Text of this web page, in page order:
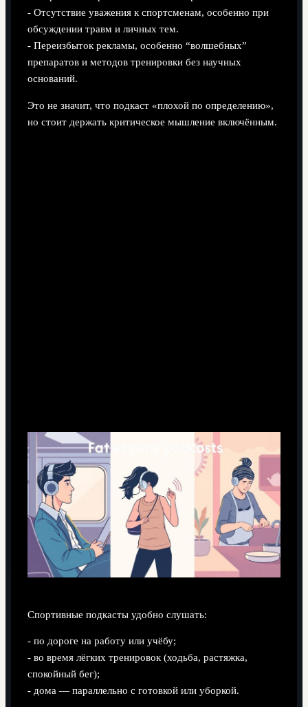
- Отсутствие уважения к спортсменам, особенно при
обсуждении травм и личных тем.
- Переизбыток рекламы, особенно “волшебных”
препаратов и методов тренировки без научных
оснований.
Это не значит, что подкаст «плохой по определению»,
но стоит держать критическое мышление включённым.
Спортивные подкасты удобно слушать:
- по дороге на работу или учёбу;
- во время лёгких тренировок (ходьба, растяжка,
спокойный бег);
- дома — параллельно с готовкой или уборкой.